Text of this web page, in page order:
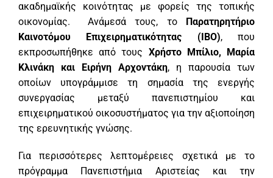
ακαδημαϊκής κοινότητας με φορείς της τοπικής
οικονομίας. Ανάμεσά τους, το
Παρατηρητήριο
Καινοτόμου Επιχειρηματικότητας (IBO), που
εκπροσωπήθηκε από τους Χρήστο Μπίλιο, Μαρία
Κλινάκη και Ειρήνη Αρχοντάκη, η παρουσία των
οποίων υπογράμμισε τη σημασία της ενεργής
συνεργασίας μεταξύ πανεπιστημίου και
επιχειρηματικού οικοσυστήματος για την αξιοποίηση
της ερευνητικής γνώσης.
Για περισσότερες λεπτομέρειες σχετικά με το
πρόγραμμα Πανεπιστήμια Αριστείας και την